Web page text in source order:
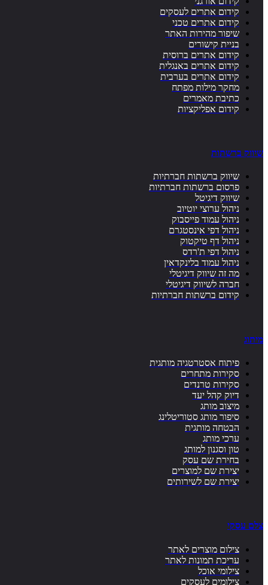
קידום אתרים לעסקים
קידום אתרים טכני
שיפור מהירות האתר
בניית קישורים
קידום אתרים ברוסית
קידום אתרים באנגלית
קידום אתרים בערבית
מחקר מילות מפתח
כתיבת מאמרים
קידום אפליקציות
שיווק ברשתות
שיווק ברשתות חברתיות
פרסום ברשתות חברתיות
שיווק דיגיטל
ניהול ערוצי יוטיוב
ניהול עמוד פייסבוק
ניהול דפי אינסטגרם
ניהול דף טיקטוק
ניהול דפי ת'רדס
ניהול עמוד בלינקדאין
מה זה שיווק דיגיטלי
חברה לשיווק דיגיטלי
קידום ברשתות חברתיות
מיתוג
פיתוח אסטרטגיה מותגית
סקירות מתחרים
סקירות טרנדים
דיוק קהל יעד
מיצוב מותג
סיפור מותג סטוריטלינג
הבטחה מותגית
ערכי מותג
טון וסגנון למותג
בחירת שם עסק
יצירת שם למוצרים
יצירת שם לשירותים
צלם עסקי
צילום מוצרים לאתר
עריכת תמונות לאתר
צילומי אוכל
צילומים לעסקים